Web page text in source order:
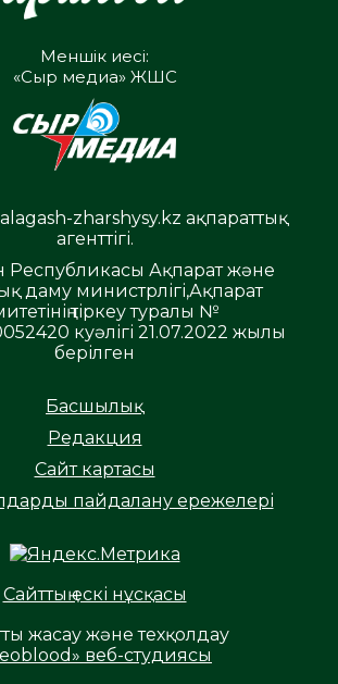
Меншік иесі:
«Сыр медиа» ЖШС
zharshysy.kz ақпараттық
агенттігі.
Республикасы Ақпарат және
даму министрлігі,Ақпарат
тіркеу туралы №
куәлігі 21.07.2022 жылы
берілген
Басшылық
Редакция
Сайт картасы
пайдалану ережелері
Сайттың ескі нұсқасы
жасау және техқолдау
веб-студиясы